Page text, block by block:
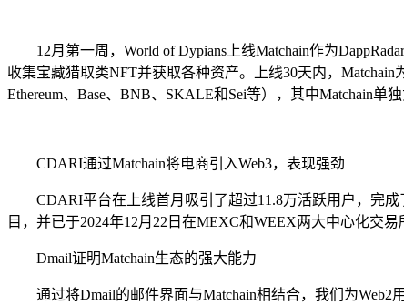
12月第一周，World of Dypians上线Matchain作为
收集宝藏猎取类NFT并获取各种资产。上线30天内，
Ethereum、Base、BNB、SKALE和Sei等），其中Matchain单
CDARI通过Matchain将电商引入Web3，表现强劲
CDARI平台在上线首月吸引了超过11.8万活跃用户，完成
目，并已于2024年12月22日在MEXC和WEEX两大中心化交
Dmail证明Matchain生态的强大能力
通过将Dmail的邮件界面与Matchain相结合，我们为Web2用